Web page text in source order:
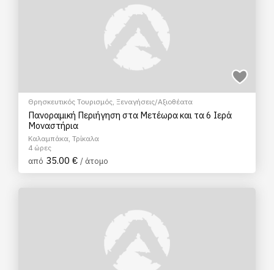
Θρησκευτικός Τουρισμός, Ξεναγήσεις/Αξιοθέατα
Πανοραμική Περιήγηση στα Μετέωρα και τα 6 Ιερά
Μοναστήρια
Καλαμπάκα, Τρίκαλα
4 ώρες
από 35.00 € / άτομο